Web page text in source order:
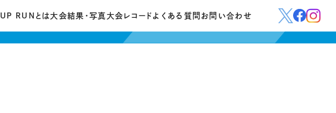
UP RUNとは大会結果・写真大会レコード よくある質問 お問い合わせ